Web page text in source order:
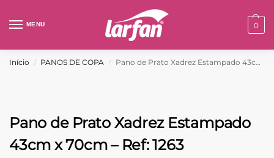
MENU 0
Início / PANOS DE COPA / Pano de Prato Xadrez Estampado 43cm x 70cm – Ref: 1263
Pano de Prato Xadrez Estampado
43cm x 70cm – Ref: 1263